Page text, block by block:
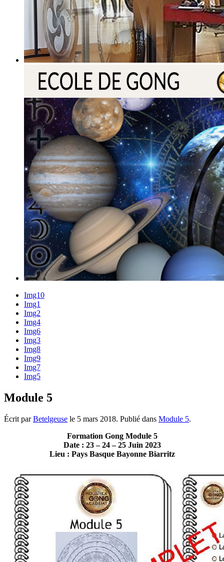
Img10
Img1
Img2
Img4
Img6
Img3
Img8
Img9
Img7
Img5
Module 5
Écrit parBetelgeuse le 5 mars 2018. Publié dans Module 5.
Formation Gong Module 5
Date : 23 – 24 – 25 Juin 2023
Lieu : Pays Basque Bayonne Biarritz